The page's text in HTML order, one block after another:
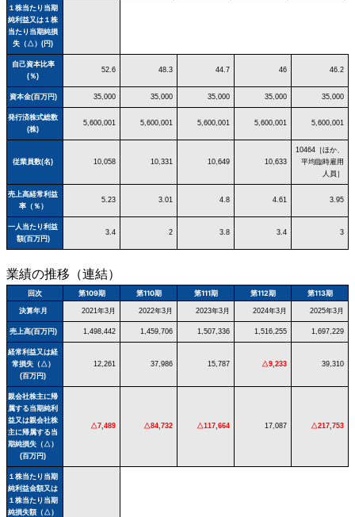
１株当たり当期
純利益又は１株
当たり当期純損
失（△）(円)
自己資本比率
(％)
52.6 48.3 44.7 46 46.2
資本金(百万円) 35,000 35,000 35,000 35,000 35,000
発行済株式総数
(株)
5,600,001 5,600,001 5,600,001 5,600,001 5,600,001
従業員数(名) 10,058 10,331 10,649 10,633
10464［ほか、
平均臨時雇用
人員］
売上高経常利益
率（％）
5.23 3.01 4.8 4.61 3.95
一人当たり利益
額(百万円)
3.4 2 3.8 3.4 3
業績の推移（連結）
回次 第109期 第110期 第111期 第112期 第113期
決算年月 2021年3月 2022年3月 2023年3月 2024年3月 2025年3月
売上高(百万円) 1,498,442 1,459,706 1,507,336 1,516,255 1,697,229
経常利益又は経
常損失（△）
(百万円)
12,261 37,986 15,787 △9,233 39,310
親会社株主に帰
属する当期純利
益又は親会社株
主に帰属する当
期純損失（△）
(百万円)
△7,489 △84,732 △117,664 17,087 △217,753
１株当たり当期
純利益金額又は
１株当たり当期
純損失額（△）